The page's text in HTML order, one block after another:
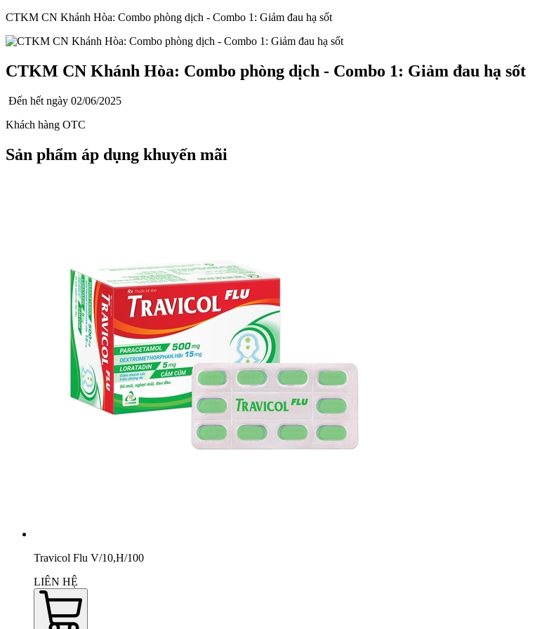
CTKM CN Khánh Hòa: Combo phòng dịch - Combo 1: Giảm đau hạ sốt
CTKM CN Khánh Hòa: Combo phòng dịch - Combo 1: Giảm đau hạ sốt
Đến hết ngày 02/06/2025
Khách hàng OTC
Sản phẩm áp dụng khuyến mãi
Travicol Flu V/10,H/100
LIÊN HỆ